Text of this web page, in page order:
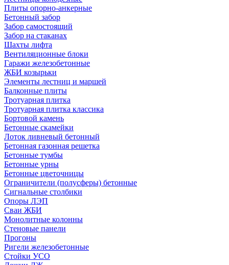
Плиты опорно-анкерные
Бетонный забор
Забор самостоящий
Забор на стаканах
Шахты лифта
Вентиляционные блоки
Гаражи железобетонные
ЖБИ козырьки
Элементы лестниц и маршей
Балконные плиты
Тротуарная плитка
Тротуарная плитка классика
Бортовой камень
Бетонные скамейки
Лоток ливневый бетонный
Бетонная газонная решетка
Бетонные тумбы
Бетонные урны
Бетонные цветочницы
Ограничители (полусферы) бетонные
Сигнальные столбики
Опоры ЛЭП
Сваи ЖБИ
Монолитные колонны
Стеновые панели
Прогоны
Ригели железобетонные
Стойки УСО